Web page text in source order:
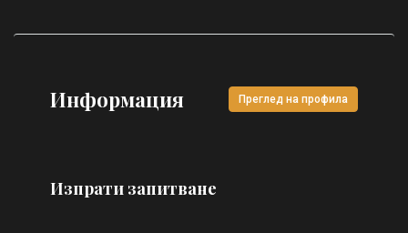
Информация Преглед на профила
Изпрати запитване